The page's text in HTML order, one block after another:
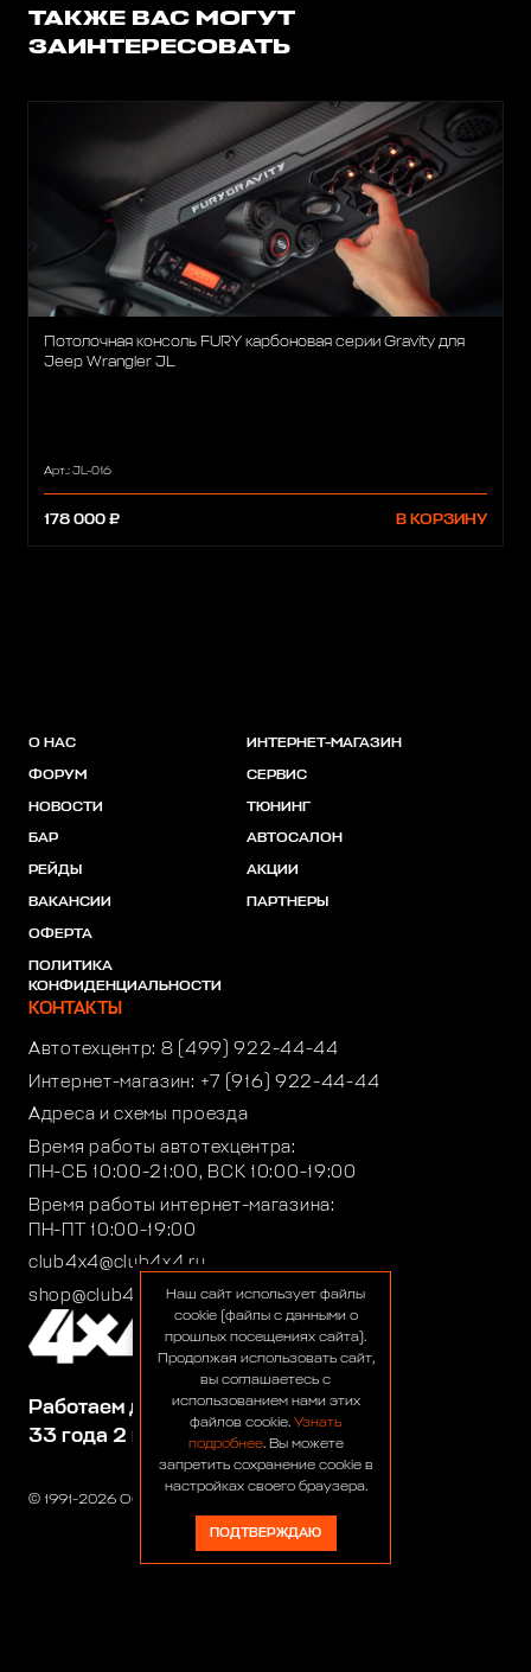
ТАКЖЕ ВАС МОГУТ
ЗАИНТЕРЕСОВАТЬ
Потолочная консоль FURY карбоновая серии Gravity для
Jeep Wrangler JL
Арт.: JL-016
178 000 ₽ В КОРЗИНУ
© 1991-2026 ООО «Сервис 4х4»
Работаем для вас:
33 года 2 месяца 23 дня
О НАС
ФОРУМ
НОВОСТИ
БАР
РЕЙДЫ
ВАКАНСИИ
ОФЕРТА
ПОЛИТИКА
КОНФИДЕНЦИАЛЬНОСТИ
ИНТЕРНЕТ-МАГАЗИН
СЕРВИС
ТЮНИНГ
АВТОСАЛОН
АКЦИИ
ПАРТНЕРЫ
КОНТАКТЫ
Автотехцентр: 8 (499) 922-44-44
Интернет-магазин: +7 (916) 922-44-44
Адреса и схемы проезда
Время работы автотехцентра:
ПН-СБ 10:00-21:00, ВСК 10:00-19:00
Время работы интернет-магазина:
ПН-ПТ 10:00-19:00
club4x4@club4x4.ru
shop@club4x4.ruНаш сайт использует файлы
cookie (файлы с данными о
прошлых посещениях сайта).
Продолжая использовать сайт,
вы соглашаетесь с
использованием нами этих
файлов cookie. Узнать
подробнее. Вы можете
запретить сохранение cookie в
настройках своего браузера.
ПОДТВЕРЖДАЮ